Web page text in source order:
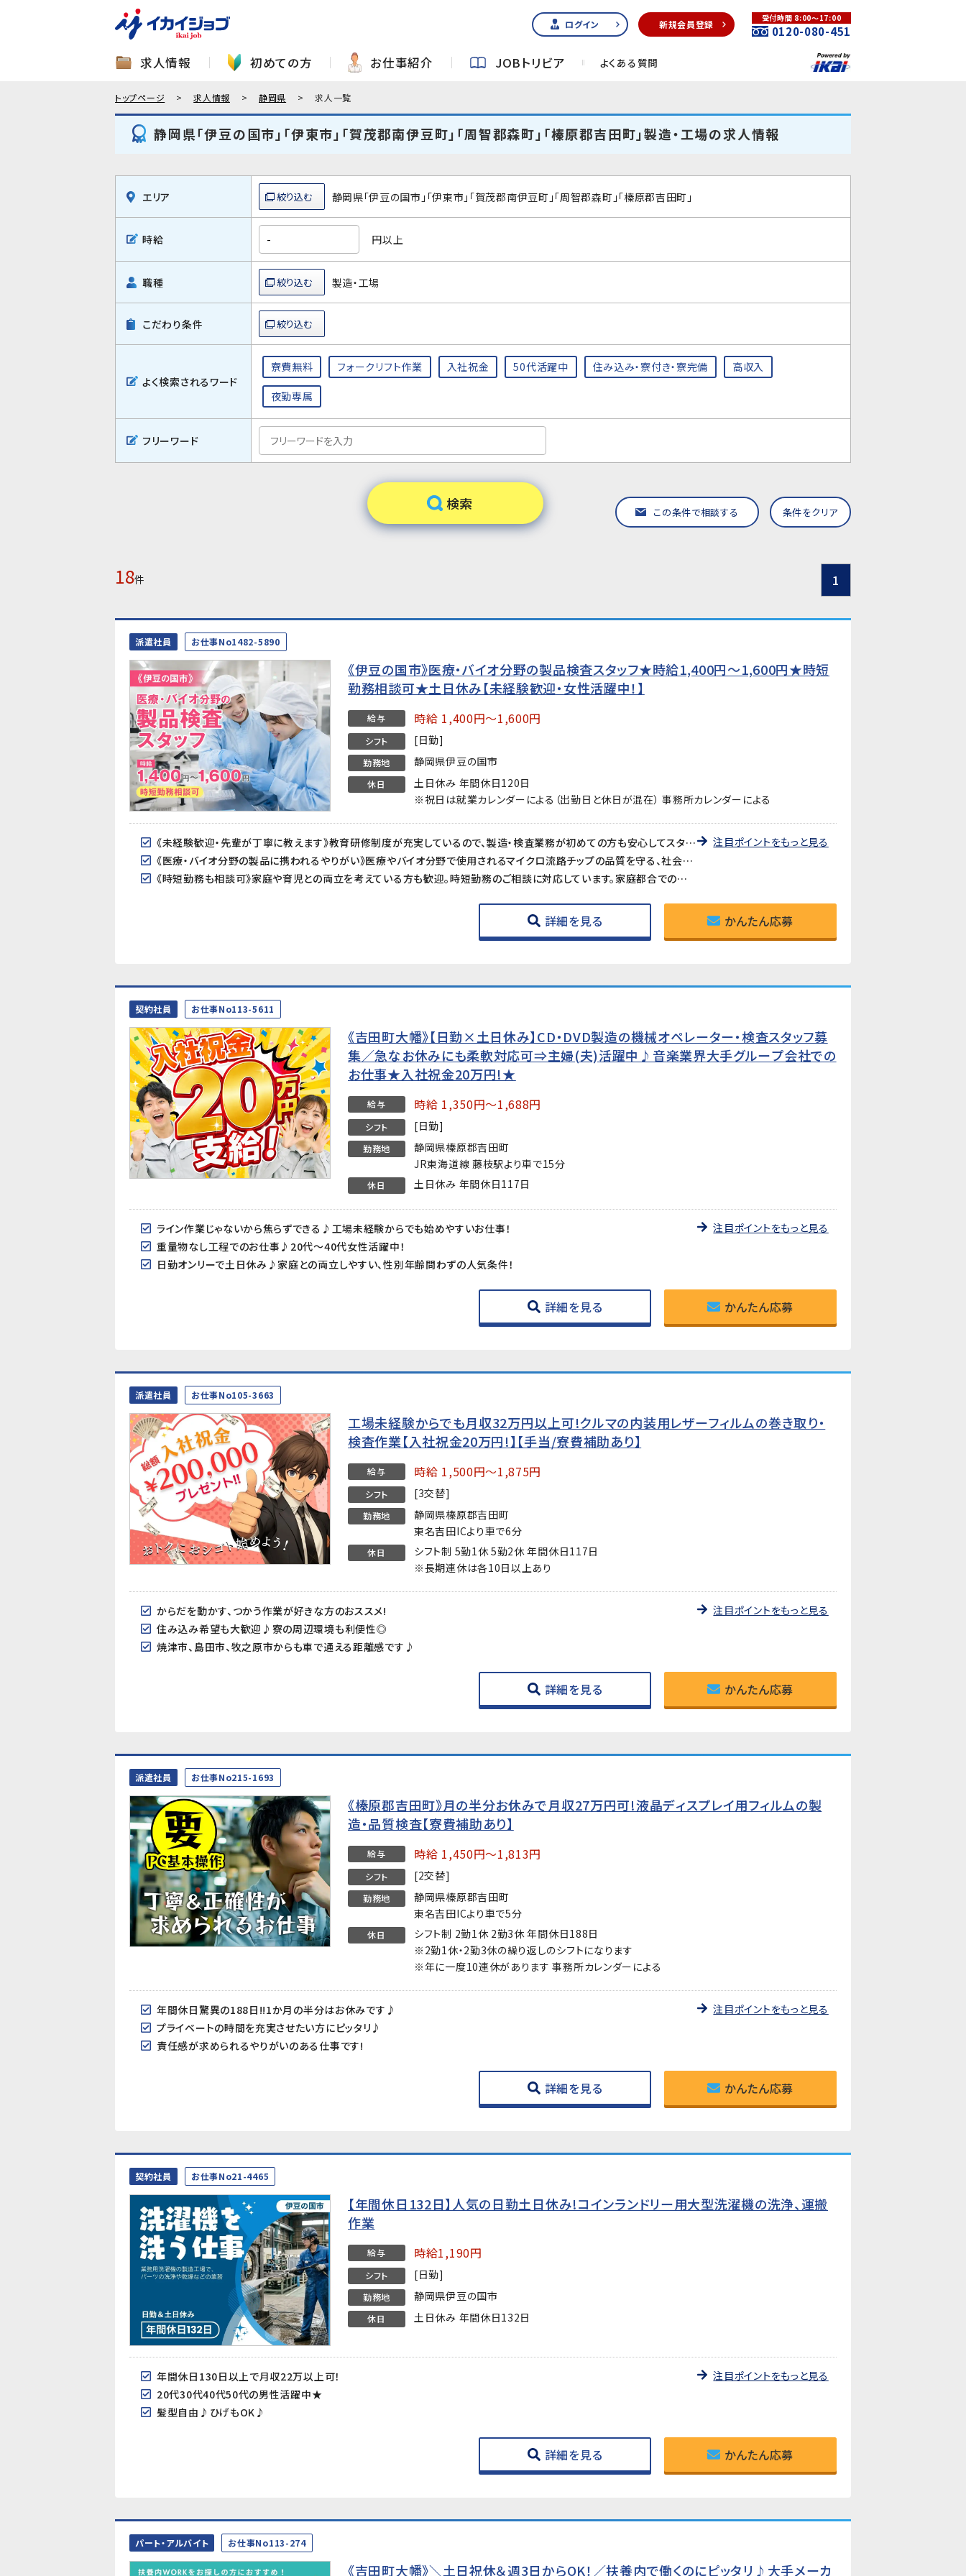
ログイン 新規会員登録
受付時間 8:00～17:00
0120-080-451
求人情報 初めての方 お仕事紹介 JOBトリビア よくある質問
トップページ 求人情報 静岡県 求人一覧
静岡県「伊豆の国市」「伊東市」「賀茂郡南伊豆町」「周智郡森町」「榛原郡吉田町」製造・工場の求人情報
エリア 静岡県「伊豆の国市」「伊東市」「賀茂郡南伊豆町」「周智郡森町」「榛原郡吉田町」
時給 円以上
職種 製造・工場
こだわり条件
よく検索されるワード
寮費無料 フォークリフト作業 入社祝金 50代活躍中 住み込み・寮付き・寮完備 高収入
夜勤専属
フリーワード
この条件で相談する 条件をクリア
18件 1
派遣社員 お仕事No1482-5890
《伊豆の国市》医療・バイオ分野の製品検査スタッフ★時給1,400円〜1,600円★時短
勤務相談可★土日休み【未経験歓迎・女性活躍中！】
給与 時給 1,400円～1,600円
シフト [日勤]
勤務地 静岡県伊豆の国市
休日
土日休み 年間休日120日
※祝日は就業カレンダーによる（出勤日と休日が混在） 事務所カレンダーによる
《未経験歓迎・先輩が丁寧に教えます》教育研修制度が充実しているので、製造・検査業務が初めての方も安心してスタートできます。アットホームな職場で長く働きやすい環境です。
《医療・バイオ分野の製品に携われるやりがい》医療やバイオ分野で使用されるマイクロ流路チップの品質を守る、社会に貢献できるお仕事です。クリーンルームでの作業で清潔な環境が保たれています。
《時短勤務も相談可》家庭や育児との両立を考えている方も歓迎。時短勤務のご相談に対応しています。家庭都合での休みも取りやすい職場です。
注目ポイントをもっと見る
詳細を見る かんたん応募
契約社員 お仕事No113-5611
《吉田町大幡》【日勤×土日休み】CD・DVD製造の機械オペレーター・検査スタッフ募
集／急なお休みにも柔軟対応可⇒主婦(夫)活躍中♪音楽業界大手グループ会社での
お仕事★入社祝金20万円!★
給与 時給 1,350円～1,688円
シフト [日勤]
勤務地
静岡県榛原郡吉田町
JR東海道線 藤枝駅より車で15分
休日 土日休み 年間休日117日
ライン作業じゃないから焦らずできる♪工場未経験からでも始めやすいお仕事！
重量物なし工程でのお仕事♪20代～40代女性活躍中！
日勤オンリーで土日休み♪家庭との両立しやすい、性別年齢問わずの人気条件！
注目ポイントをもっと見る
詳細を見る かんたん応募
派遣社員 お仕事No105-3663
工場未経験からでも月収32万円以上可!クルマの内装用レザーフィルムの巻き取り・
検査作業【入社祝金20万円!】【手当/寮費補助あり】
給与 時給 1,500円～1,875円
シフト [3交替]
勤務地
静岡県榛原郡吉田町
東名吉田ICより車で6分
休日
シフト制 5勤1休 5勤2休 年間休日117日
※長期連休は各10日以上あり
からだを動かす、つかう作業が好きな方のおススメ!
住み込み希望も大歓迎♪寮の周辺環境も利便性◎
焼津市、島田市、牧之原市からも車で通える距離感です♪
注目ポイントをもっと見る
詳細を見る かんたん応募
派遣社員 お仕事No215-1693
《榛原郡吉田町》月の半分お休みで月収27万円可!液晶ディスプレイ用フィルムの製
造・品質検査【寮費補助あり】
給与 時給 1,450円～1,813円
シフト [2交替]
勤務地
静岡県榛原郡吉田町
東名吉田ICより車で5分
休日
シフト制 2勤1休 2勤3休 年間休日188日
※2勤1休・2勤3休の繰り返しのシフトになります
※年に一度10連休があります 事務所カレンダーによる
年間休日驚異の188日!!1か月の半分はお休みです♪
プライベートの時間を充実させたい方にピッタリ♪
責任感が求められるやりがいのある仕事です!
注目ポイントをもっと見る
詳細を見る かんたん応募
契約社員 お仕事No21-4465
【年間休日132日】人気の日勤土日休み!コインランドリー用大型洗濯機の洗浄、運搬
作業
給与 時給1,190円
シフト [日勤]
勤務地 静岡県伊豆の国市
休日 土日休み 年間休日132日
年間休日130日以上で月収22万以上可！
20代30代40代50代の男性活躍中★
髪型自由♪ひげもOK♪
注目ポイントをもっと見る
詳細を見る かんたん応募
パート・アルバイト お仕事No113-274
《吉田町大幡》＼土日祝休＆週3日からOK！／扶養内で働くのにピッタリ♪大手メーカ